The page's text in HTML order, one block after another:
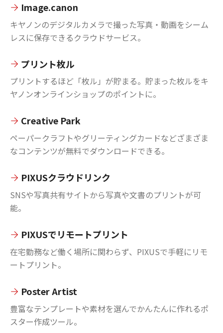
Image.canon
キヤノンのデジタルカメラで撮った写真・動画をシーム
レスに保存できるクラウドサービス。
プリント枚ル
プリントするほど「枚ル」が貯まる。貯まった枚ルをキ
ヤノンオンラインショップのポイントに。
Creative Park
ペーパークラフトやグリーティングカードなどざまざま
なコンテンツが無料でダウンロードできる。
PIXUSクラウドリンク
SNSや写真共有サイトから写真や文書のプリントが可
能。
PIXUSでリモートプリント
在宅勤務など働く場所に関わらず、PIXUSで手軽にリモ
ートプリント。
Poster Artist
豊富なテンプレートや素材を選んでかんたんに作れるポ
スター作成ツール。